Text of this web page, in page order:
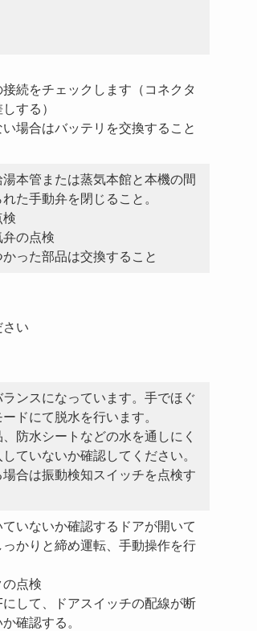
続をチェックします（コネクタ
する）
場合はバッテリを交換すること
本管または蒸気本館と本機の間
た手動弁を閉じること。
の点検
った部品は交換すること
さい
ンスになっています。手でほぐ
ドにて脱水を行います。
防水シートなどの水を通しにく
ていないか確認してください。
合は振動検知スイッチを点検す
いないか確認するドアが開いて
かりと締め運転、手動操作を行
点検
して、ドアスイッチの配線が断
確認する。